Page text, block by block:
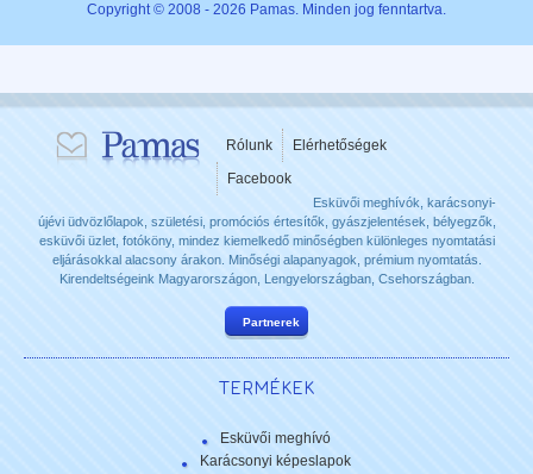
Copyright © 2008 - 2026 Pamas. Minden jog fenntartva.
Rólunk
Elérhetőségek
Facebook
Esküvői meghívók, karácsonyi-
újévi üdvözlőlapok, születési, promóciós értesítők, gyászjelentések, bélyegzők,
esküvői üzlet, fotóköny, mindez kiemelkedő minőségben különleges nyomtatási
eljárásokkal alacsony árakon. Minőségi alapanyagok, prémium nyomtatás.
Kirendeltségeink Magyarországon, Lengyelországban, Csehországban.
Partnerek
TERMÉKEK
Esküvői meghívó
Karácsonyi képeslapok